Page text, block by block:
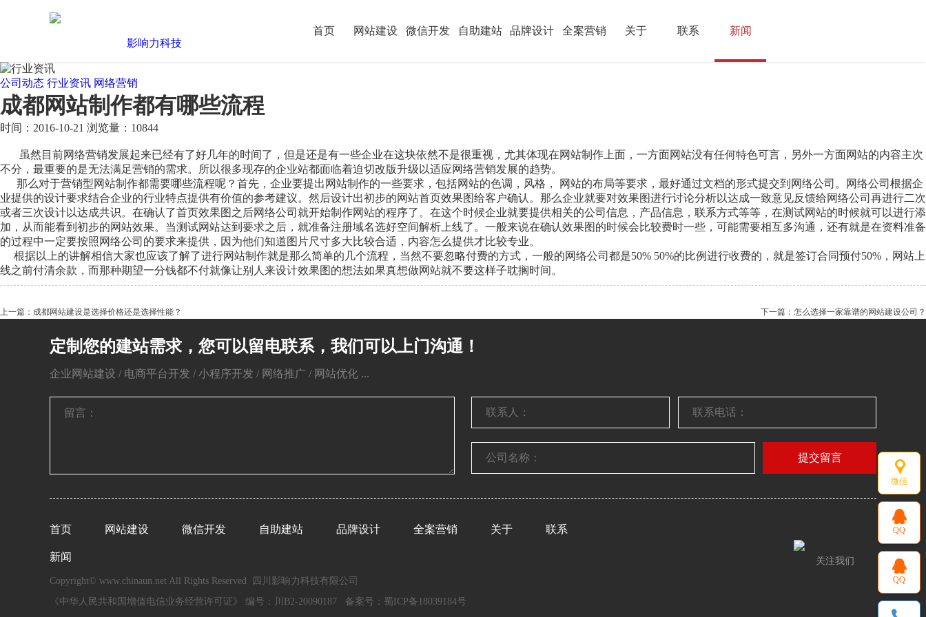
首页 网站建设 微信开发 自助建站 品牌设计 全案营销 关于 联系 新闻
公司动态 行业资讯 网络营销
成都网站制作都有哪些流程
时间：2016-10-21 浏览量：10844
虽然目前网络营销发展起来已经有了好几年的时间了，但是还是有一些企业在这块依然不是很重视，尤其体现在网站制作上面，一方面网站没有任何特色可言，另外一方面网站的内容主次
不分，最重要的是无法满足营销的需求。所以很多现存的企业站都面临着迫切改版升级以适应网络营销发展的趋势。
那么对于营销型网站制作都需要哪些流程呢？首先，企业要提出网站制作的一些要求，包括网站的色调，风格， 网站的布局等要求，最好通过文档的形式提交到网络公司。网络公司根据企
业提供的设计要求结合企业的行业特点提供有价值的参考建议。然后设计出初步的网站首页效果图给客户确认。那么企业就要对效果图进行讨论分析以达成一致意见反馈给网络公司再进行二次
或者三次设计以达成共识。在确认了首页效果图之后网络公司就开始制作网站的程序了。在这个时候企业就要提供相关的公司信息，产品信息，联系方式等等，在测试网站的时候就可以进行添
加，从而能看到初步的网站效果。当测试网站达到要求之后，就准备注册域名选好空间解析上线了。一般来说在确认效果图的时候会比较费时一些，可能需要相互多沟通，还有就是在资料准备
的过程中一定要按照网络公司的要求来提供，因为他们知道图片尺寸多大比较合适，内容怎么提供才比较专业。
根据以上的讲解相信大家也应该了解了进行网站制作就是那么简单的几个流程，当然不要忽略付费的方式，一般的网络公司都是50% 50%的比例进行收费的，就是签订合同预付50%，网站上
线之前付清余款，而那种期望一分钱都不付就像让别人来设计效果图的想法如果真想做网站就不要这样子耽搁时间。
上一篇：成都网站建设是选择价格还是选择性能？ 下一篇：怎么选择一家靠谱的网站建设公司？
定制您的建站需求，您可以留电联系，我们可以上门沟通！
企业网站建设 / 电商平台开发 / 小程序开发 / 网络推广 / 网站优化 ...
提交留言
首页 网站建设 微信开发 自助建站 品牌设计 全案营销 关于 联系
新闻
Copyright© www.chinaun.net All Rights Reserved 四川影响力科技有限公司
《中华人民共和国增值电信业务经营许可证》 编号：川B2-20090187 备案号： 蜀ICP备18039184号
关注我们
QQ
QQ
微信